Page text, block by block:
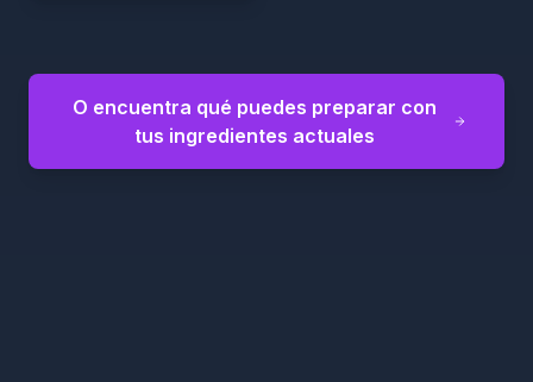
O encuentra qué puedes preparar con
tus ingredientes actuales